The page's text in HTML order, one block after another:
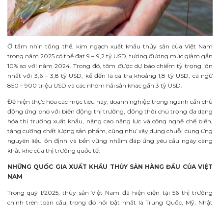
Ở tầm nhìn tổng thể, kim ngạch xuất khẩu thủy sản của Việt Nam
trong năm 2025 có thể đạt 9 – 9,2 tỷ USD, tương đương mức giảm gần
10% so với năm 2024. Trong đó, tôm được dự báo chiếm tỷ trọng lớn
nhất với 3,6 – 3,8 tỷ USD, kế đến là cá tra khoảng 1,8 tỷ USD, cá ngừ
850 – 900 triệu USD và các nhóm hải sản khác gần 3 tỷ USD.
Để hiện thực hóa các mục tiêu này, doanh nghiệp trong ngành cần chủ
động ứng phó với biến động thị trường, đồng thời chú trọng đa dạng
hóa thị trường xuất khẩu, nâng cao năng lực và công nghệ chế biến,
tăng cường chất lượng sản phẩm, cũng như xây dựng chuỗi cung ứng
nguyên liệu ổn định và bền vững nhằm đáp ứng yêu cầu ngày càng
khắt khe của thị trường quốc tế.
NHỮNG QUỐC GIA XUẤT KHẨU THỦY SẢN HÀNG ĐẦU CỦA VIỆT
NAM
Trong quý I/2025, thủy sản Việt Nam đã hiện diện tại 56 thị trường
chính trên toàn cầu, trong đó nổi bật nhất là Trung Quốc, Mỹ, Nhật